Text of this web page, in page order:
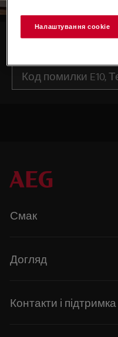
Шукайте серед
Смак
Догляд
Контакти і підтримка
Налаштування cookie